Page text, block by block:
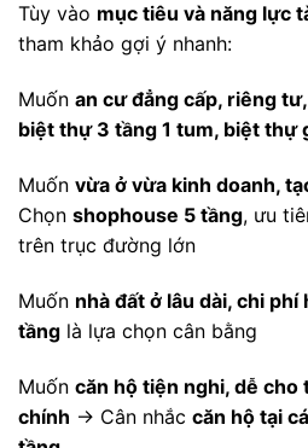
Tùy vào mục tiêu và năng lực
tham khảo gợi ý nhanh:
Muốn an cư đẳng cấp, riêng
biệt thự 3 tầng 1 tum, biệt thự
Muốn vừa ở vừa kinh doanh,
Chọn shophouse 5 tầng, ưu
trên trục đường lớn
Muốn nhà đất ở lâu dài, chi phí
tầng là lựa chọn cân bằng
Muốn căn hộ tiện nghi, dễ cho
chính → Cân nhắc căn hộ tại